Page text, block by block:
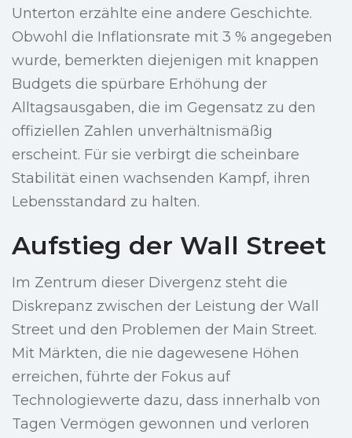
Unterton erzählte eine andere Geschichte.
Obwohl die Inflationsrate mit 3 % angegeben
wurde, bemerkten diejenigen mit knappen
Budgets die spürbare Erhöhung der
Alltagsausgaben, die im Gegensatz zu den
offiziellen Zahlen unverhältnismäßig
erscheint. Für sie verbirgt die scheinbare
Stabilität einen wachsenden Kampf, ihren
Lebensstandard zu halten.
Aufstieg der Wall Street
Im Zentrum dieser Divergenz steht die
Diskrepanz zwischen der Leistung der Wall
Street und den Problemen der Main Street.
Mit Märkten, die nie dagewesene Höhen
erreichen, führte der Fokus auf
Technologiewerte dazu, dass innerhalb von
Tagen Vermögen gewonnen und verloren